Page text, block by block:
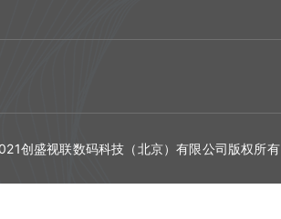
创盛视联数码科技（北京）有限公司版权所有